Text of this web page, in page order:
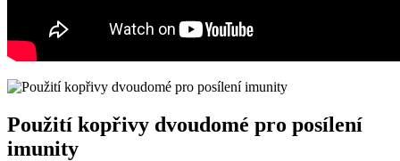
Použití kopřivy dvoudomé pro posílení
imunity